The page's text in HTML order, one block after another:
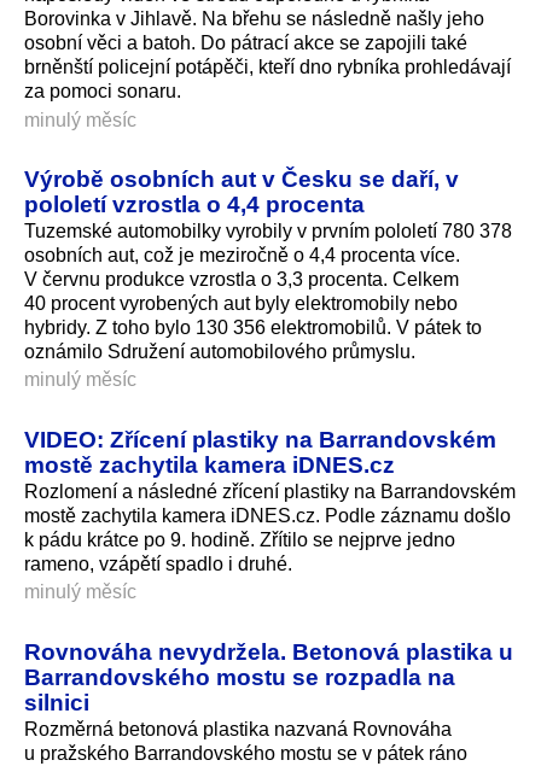
Borovinka v Jihlavě. Na břehu se následně našly jeho
osobní věci a batoh. Do pátrací akce se zapojili také
brněnští policejní potápěči, kteří dno rybníka prohledávají
za pomoci sonaru.
minulý měsíc
Výrobě osobních aut v Česku se daří, v
pololetí vzrostla o 4,4 procenta
Tuzemské automobilky vyrobily v prvním pololetí 780 378
osobních aut, což je meziročně o 4,4 procenta více.
V červnu produkce vzrostla o 3,3 procenta. Celkem
40 procent vyrobených aut byly elektromobily nebo
hybridy. Z toho bylo 130 356 elektromobilů. V pátek to
oznámilo Sdružení automobilového průmyslu.
minulý měsíc
VIDEO: Zřícení plastiky na Barrandovském
mostě zachytila kamera iDNES.cz
Rozlomení a následné zřícení plastiky na Barrandovském
mostě zachytila kamera iDNES.cz. Podle záznamu došlo
k pádu krátce po 9. hodině. Zřítilo se nejprve jedno
rameno, vzápětí spadlo i druhé.
minulý měsíc
Rovnováha nevydržela. Betonová plastika u
Barrandovského mostu se rozpadla na
silnici
Rozměrná betonová plastika nazvaná Rovnováha
u pražského Barrandovského mostu se v pátek ráno